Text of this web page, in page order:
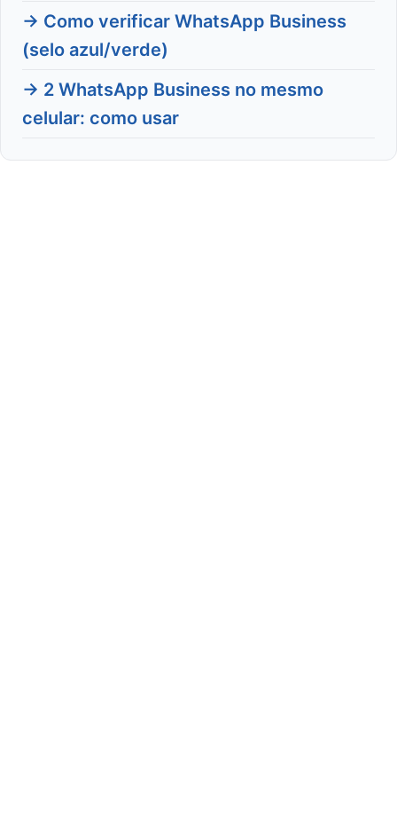
→ Como verificar WhatsApp Business
(selo azul/verde)
→ 2 WhatsApp Business no mesmo
celular: como usar